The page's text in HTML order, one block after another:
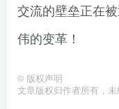
交流的壁垒正在
伟的变革！
© 版权声明
文章版权归作者所有，未